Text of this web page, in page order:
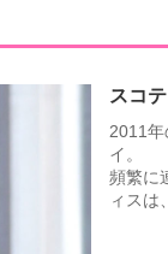
スコ
2011
イ。
頻繁に
ィスは